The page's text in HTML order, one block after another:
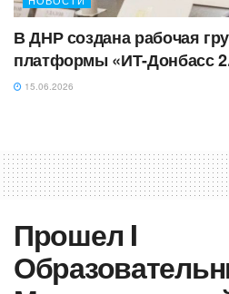
В ДНР создана рабочая
платформы «ИТ-Донбасс
15.06.2026
Прошел I